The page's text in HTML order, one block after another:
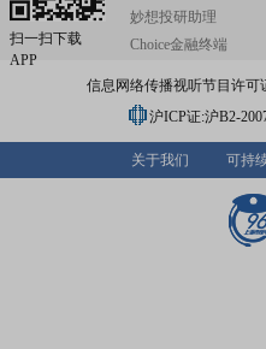
扫一扫下载
APP
妙想投研助理
Choice金融终端
信息网络传播视听节目许可
沪ICP证:沪B2-
关于我们 可持